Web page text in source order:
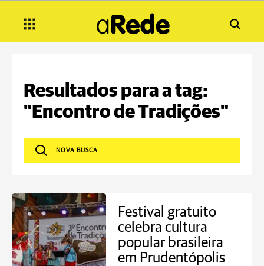
Resultados para a tag:
"Encontro de Tradições"
Festival gratuito
celebra cultura
popular brasileira
em Prudentópolis